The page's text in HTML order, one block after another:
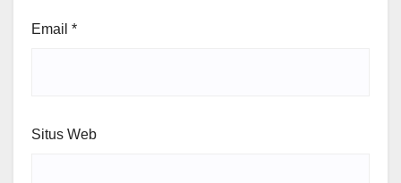
Email *
Situs Web